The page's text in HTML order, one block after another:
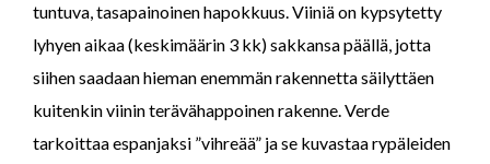
tuntuva, tasapainoinen hapokkuus. Viiniä on kypsytetty
lyhyen aikaa (keskimäärin 3 kk) sakkansa päällä, jotta
siihen saadaan hieman enemmän rakennetta säilyttäen
kuitenkin viinin terävähappoinen rakenne. Verde
tarkoittaa espanjaksi ”vihreää” ja se kuvastaa rypäleiden